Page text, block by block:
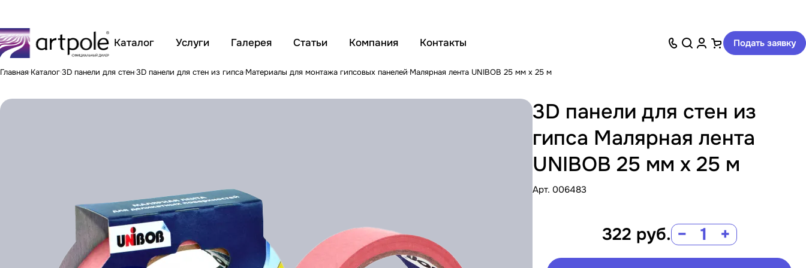
Каталог Услуги Галерея Статьи Компания Контакты Подать заявку
Главная Каталог3D панели для стен3D панели для стен из гипса Материалы для монтажа гипсовых панелей Малярная лента UNIBOB 25 мм х 25 м
3D панели для стен из
гипса Малярная лента
UNIBOB 25 мм х 25 м
Арт. 006483
322 руб. − +